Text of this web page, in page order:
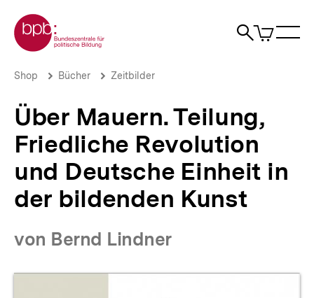
zum
Seiteninhalt
springen
Zur Startseite der bpb
Suche
Artikel
im
Über
Teilung,
Friedliche
Revolution
und
Deutsche
Einheit
der
Brotkrümelnavigation
Pfadnavigation
Shop Bücher Zeitbilder
Über Mauern. Teilung,
Friedliche Revolution
und Deutsche Einheit in
der bildenden Kunst
von Bernd Lindner